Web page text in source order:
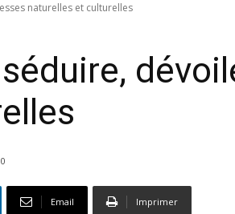
naturelles et culturelles
0
Email Imprimer